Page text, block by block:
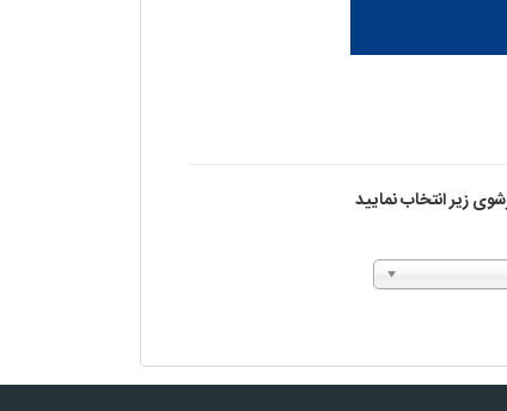
زیر انتخاب نمایید